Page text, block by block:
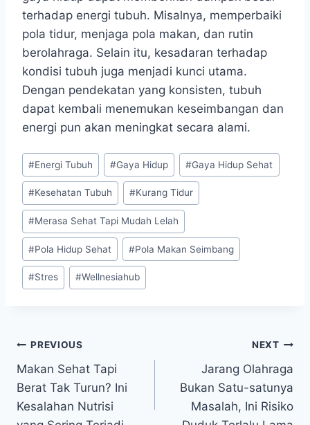
terhadap energi tubuh. Misalnya, memperbaiki
pola tidur, menjaga pola makan, dan rutin
berolahraga. Selain itu, kesadaran terhadap
kondisi tubuh juga menjadi kunci utama.
Dengan pendekatan yang konsisten, tubuh
dapat kembali menemukan keseimbangan dan
energi pun akan meningkat secara alami.
Post
Tags:
#Energi Tubuh #Gaya Hidup #Gaya Hidup Sehat
#Kesehatan Tubuh #Kurang Tidur
#Merasa Sehat Tapi Mudah Lelah
#Pola Hidup Sehat #Pola Makan Seimbang
#Stres #Wellnesiahub
Post
navigation
PREVIOUS
Makan Sehat Tapi
Berat Tak Turun? Ini
Kesalahan Nutrisi
NEXT
Jarang Olahraga
Bukan Satu-satunya
Masalah, Ini Risiko